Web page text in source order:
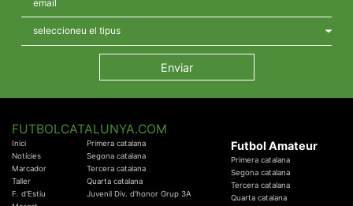
FUTBOLCATALUNYA.COM
Inici
Notícies
Marcador
Taller
F. d'Estiu
Primera catalana
Segona catalana
Tercera catalana
Quarta catalana
Juvenil Div. d'honor Grup 3A
Futbol Amateur
Primera catalana
Segona catalana
Tercera catalana
Quarta catalana